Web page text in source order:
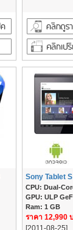
Sony Tablet
CPU: Dual-
GPU: ULP
Ram: 1 GB
ราคา 12,990
[2011-08-25]